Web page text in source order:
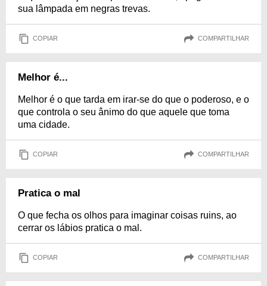
sua lâmpada em negras trevas.
COPIAR COMPARTILHAR
Melhor é...
Melhor é o que tarda em irar-se do que o poderoso, e o
que controla o seu ânimo do que aquele que toma
uma cidade.
COPIAR COMPARTILHAR
Pratica o mal
O que fecha os olhos para imaginar coisas ruins, ao
cerrar os lábios pratica o mal.
COPIAR COMPARTILHAR